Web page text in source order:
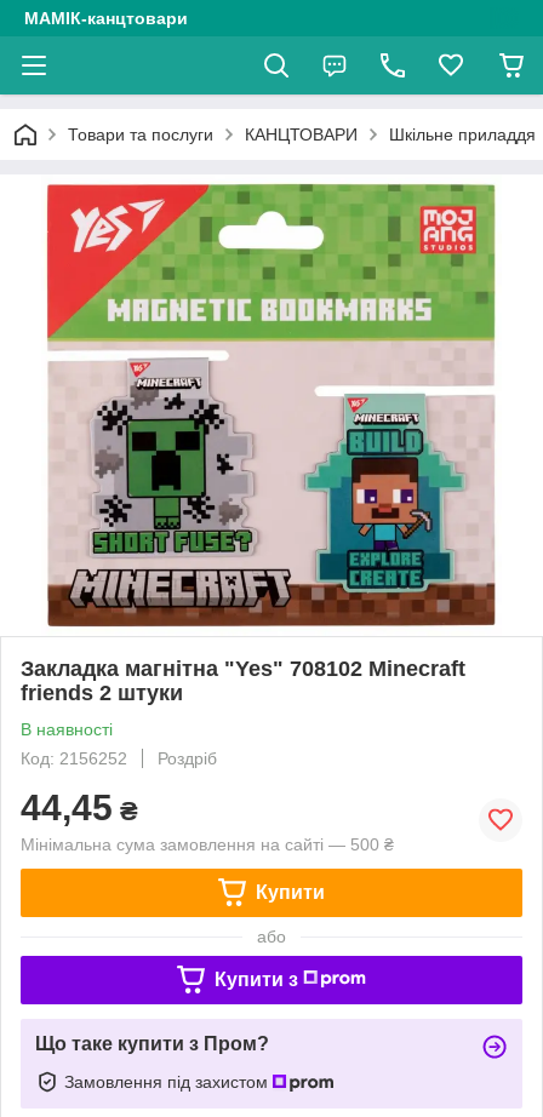
МАМІК-канцтовари
Товари та послуги КАНЦТОВАРИ Шкільне приладдя
Закладка магнітна "Yes" 708102 Minecraft
friends 2 штуки
В наявності
Код: 2156252
Роздріб
44,45 ₴
Мінімальна сума замовлення на сайті — 500 ₴
Купити
або
Купити з
Що таке купити з Пром?
Замовлення під захистом